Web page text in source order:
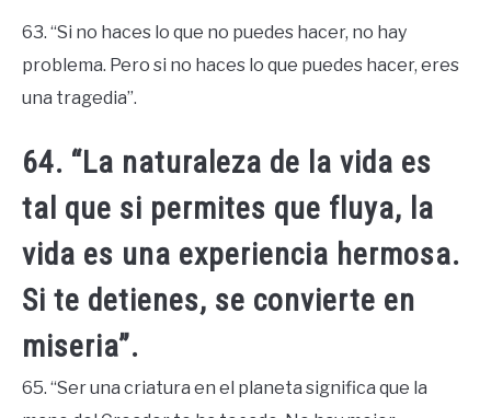
63. “Si no haces lo que no puedes hacer, no hay
problema. Pero si no haces lo que puedes hacer, eres
una tragedia”.
64. “La naturaleza de la vida es
tal que si permites que fluya, la
vida es una experiencia hermosa.
Si te detienes, se convierte en
miseria”.
65. “Ser una criatura en el planeta significa que la